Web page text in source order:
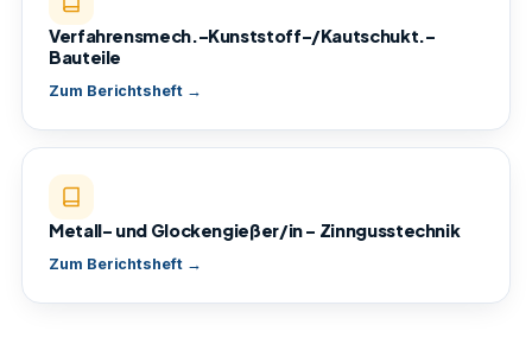
Verfahrensmech.-Kunststoff-/Kautschukt.-
Bauteile
Zum Berichtsheft →
Metall- und Glockengießer/in – Zinngusstechnik
Zum Berichtsheft →